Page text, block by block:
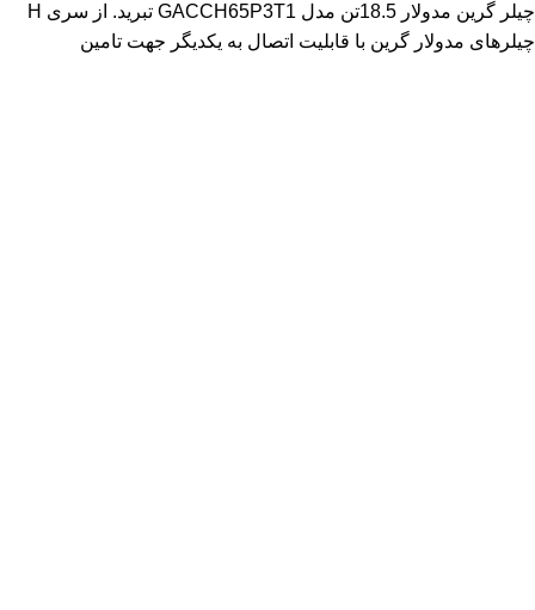
چیلر گرین مدولار 18.5تن مدل GACCH65P3T1 تبرید. از سری H
چیلرهای مدولار گرین با قابلیت اتصال به یکدیگر جهت تامین